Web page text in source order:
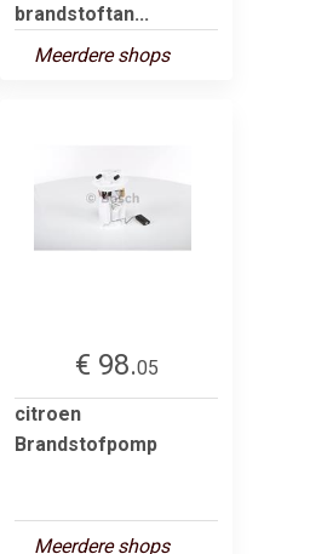
brandstoftan...
Meerdere shops
€ 98.05
citroen
Brandstofpomp
Meerdere shops